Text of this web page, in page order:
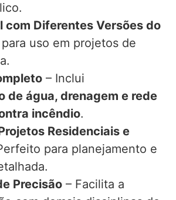
com Diferentes Versões do
uso em projetos de
– Inclui
de água, drenagem e rede
incêndio.
Residenciais e
para planejamento e
Precisão – Facilita a